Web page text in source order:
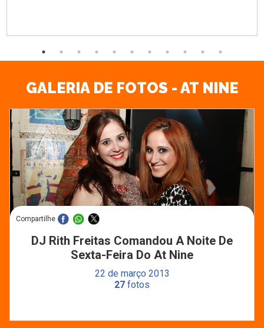
GALERIA DE FOTOS - AT NINE
Compartilhe
DJ Rith Freitas Comandou A Noite De
Sexta-Feira Do At Nine
22 de março 2013
27 fotos